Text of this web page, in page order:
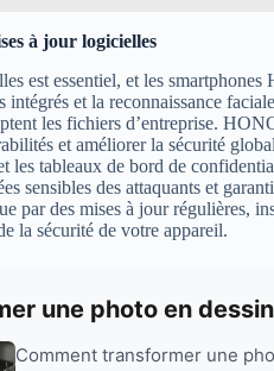
à jour logicielles
est essentiel, et les
intégrés et la reconnaissance
les fichiers d’entreprise.
et améliorer la sécurité
les tableaux de bord de
sensibles des attaquants et
par des mises à jour régulières,
la sécurité de votre appareil.
une photo en
Comment transformer une